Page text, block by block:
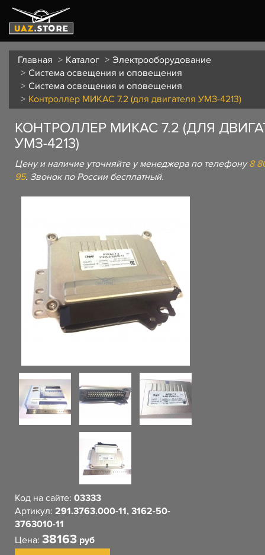
Главная Каталог
Электрооборудование
Система освещения и оповещения
Система освещения и оповещения
Контроллер МИКАС 7.2 (для двигателя УМЗ-4213)
КОНТРОЛЛЕР МИКАС 7.2 (ДЛЯ
УМЗ-4213)
Цену и наличие уточняйте у менеджера по телефону8
95. Звонок по России бесплатный.
Код на сайте: 03333
Артикул: 291.3763.000-11, 3162-50-
3763010-11
Цена: 38163 руб